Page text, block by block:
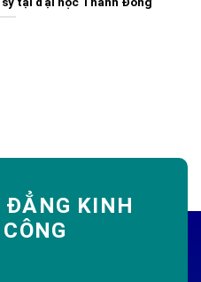
ĐẲNG KINH